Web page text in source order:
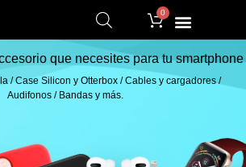
0
que necesites para tu smartphone
/ Case Silicon y Otterbox / Cables y cargadores /
Audifonos / Bandas y más.